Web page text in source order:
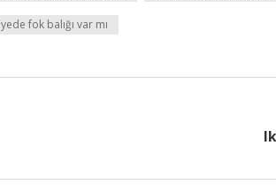
fok balığı var mı